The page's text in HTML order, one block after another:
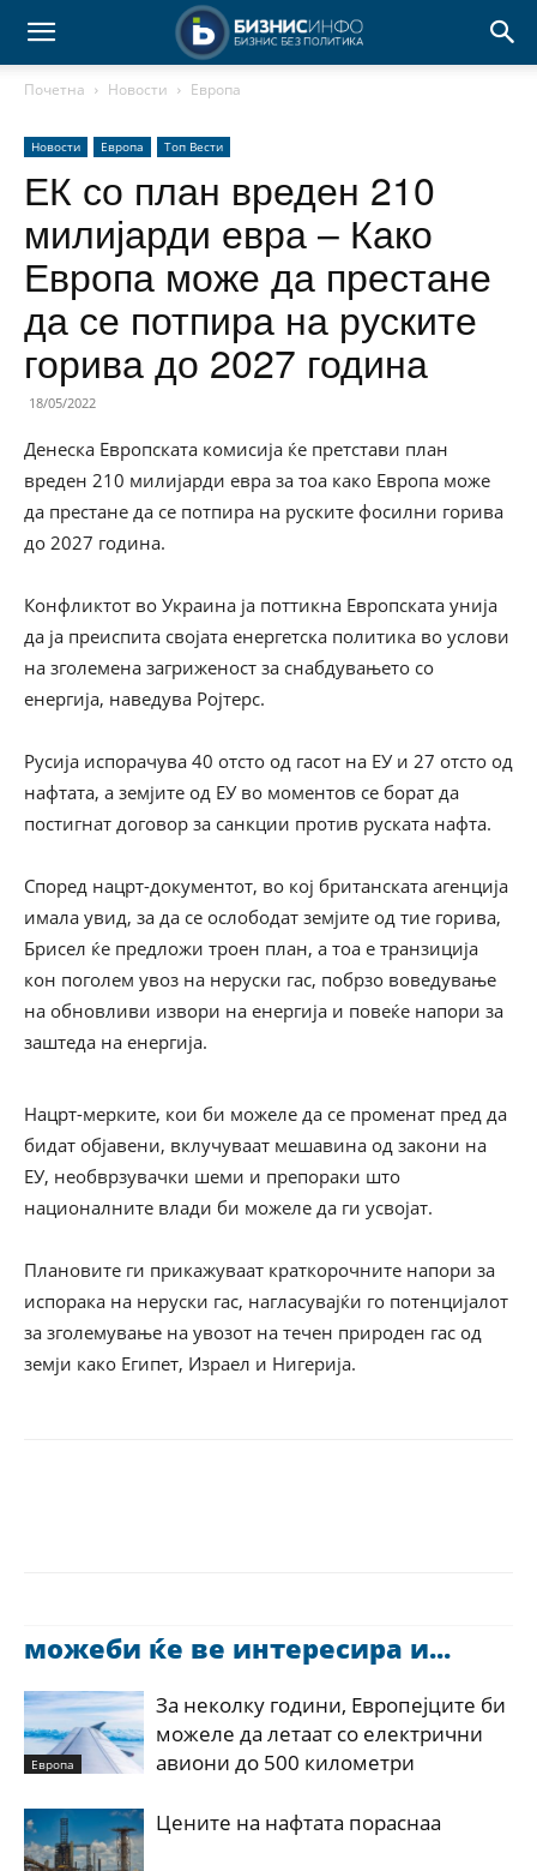
Почетна Новости Европа
Новости Европа Топ Вести
ЕК со план вреден 210
милијарди евра – Како
Европа може да престане
да се потпира на руските
горива до 2027 година
18/05/2022
Денеска Европската комисија ќе претстави план
вреден 210 милијарди евра за тоа како Европа може
да престане да се потпира на руските фосилни горива
до 2027 година.
Конфликтот во Украина ја поттикна Европската унија
да ја преиспита својата енергетска политика во услови
на зголемена загриженост за снабдувањето со
енергија, наведува Ројтерс.
Русија испорачува 40 отсто од гасот на ЕУ и 27 отсто од
нафтата, а земјите од ЕУ во моментов се борат да
постигнат договор за санкции против руската нафта.
Според нацрт-документот, во кој британската агенција
имала увид, за да се ослободат земјите од тие горива,
Брисел ќе предложи троен план, а тоа е транзиција
кон поголем увоз на неруски гас, побрзо воведување
на обновливи извори на енергија и повеќе напори за
заштеда на енергија.
Нацрт-мерките, кои би можеле да се променат пред да
бидат објавени, вклучуваат мешавина од закони на
ЕУ, необврзувачки шеми и препораки што
националните влади би можеле да ги усвојат.
Плановите ги прикажуваат краткорочните напори за
испорака на неруски гас, нагласувајќи го потенцијалот
за зголемување на увозот на течен природен гас од
земји како Египет, Израел и Нигерија.
можеби ќе ве интересира и...
Европа
За неколку години, Европејците би
можеле да летаат со електрични
авиони до 500 километри
Цените на нафтата пораснаа